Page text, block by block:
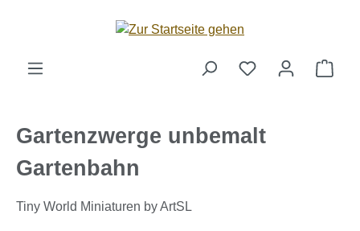
Zum Hauptinhalt springen
Gartenzwerge unbemalt
Gartenbahn
Tiny World Miniaturen by ArtSL